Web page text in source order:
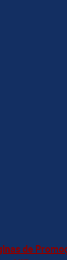
de